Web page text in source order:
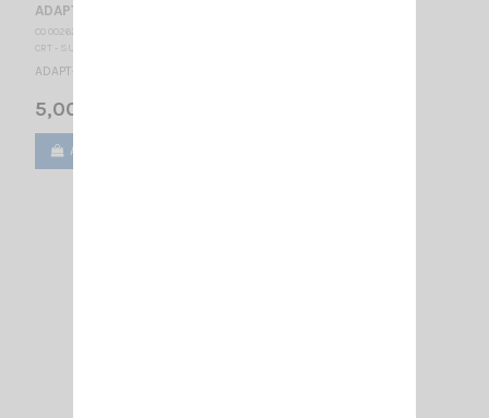
ADAPT- FME M-MINI UHF
CO 002625
CRT - SUPERSTAR
ADAPT- FME M-MINI UHF
5,00 €
Ajouter au panier